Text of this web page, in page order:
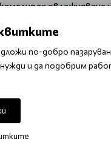
за овлажняване
произход, сулфати,
по-добро
и да подобрим